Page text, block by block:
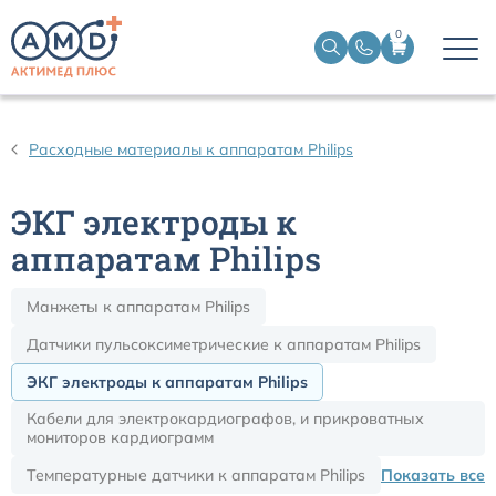
0
Расходные материалы к аппаратам Philips
ЭКГ электроды к
аппаратам Philips
Манжеты к аппаратам Philips
Датчики пульсоксиметрические к аппаратам Philips
ЭКГ электроды к аппаратам Philips
Кабели для электрокардиографов, и прикроватных
мониторов кардиограмм
Температурные датчики к аппаратам Philips
Показать все
Датчики ЭЭГ BIS
Кабели пациента ЭКГ
Датчики температурные медицинские к мониторам
Кабели для кардиографов
Датчики кислорода для ИВЛ